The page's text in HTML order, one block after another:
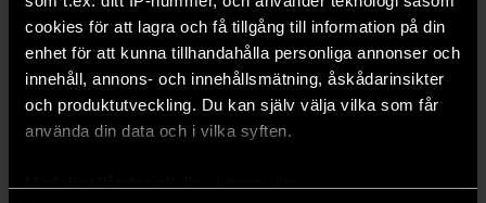
cookies för att lagra och få tillgång till information på din
enhet för att kunna tillhandahålla personliga annonser och
innehåll, annons- och innehållsmätning, åskådarinsikter
och produktutveckling. Du kan själv välja vilka som får
använda din data och i vilka syften.
kostar drygt två
miljoner kronor. Nu
planeras ett lager för
djupfrysta människor
i norra Sverige.
Att de
inte
erbjuds
löpand